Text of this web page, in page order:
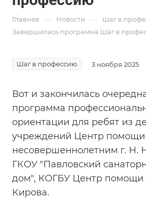
Главная — Новости — Шаг в
Завершилась программа Шаг в
Шаг в профессию 3 ноября 2025
Вот и закончилась
программа
ориентации для ребят из
учреждений Центр помощи
несовершеннолетним г. Н.
ГКОУ "Павловский
дом", КОГБУ Центр помощи
Кирова.